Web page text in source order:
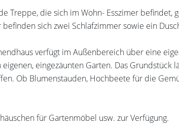
Treppe, die sich im Wohn- Esszimer befindet,
sich zwei Schlafzimmer sowie ein
verfügt im Außenbereich über eine
eingezäunten Garten. Das Grundstück
Ob Blumenstauden, Hochbeete für die
für Gartenmöbel usw. zur Verfügung.